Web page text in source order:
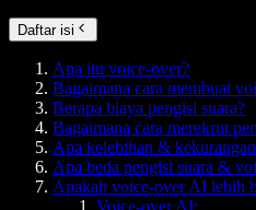
Daftar isi
Apa itu voice-over?
Bagaimana cara membuat
Berapa biaya pengisi suara?
Bagaimana cara merekrut
Apa kelebihan &
Apa beda pengisi suara &
Apakah voice-over AI lebih
Voice-over AI: